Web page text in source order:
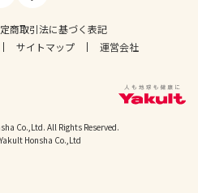
商取引法に基づく表記
サイトマップ 運営会社
Co.,Ltd. All Rights Reserved.
Honsha Co.,Ltd